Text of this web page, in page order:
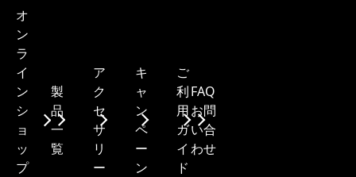
オ
ン
ラ
イ
ン
シ
ョ
ッ
プ
製
品
一
覧
ア
ク
セ
サ
リ
ー
キ
ャ
ン
ペ
ー
ン
ご
利
用
ガ
イ
ド
FAQ・
お問
い合
わせ